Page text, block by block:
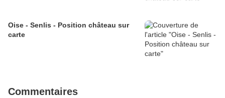
Oise - Senlis - Position château sur
carte
Commentaires